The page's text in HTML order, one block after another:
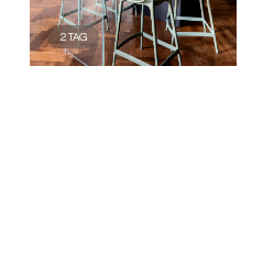
2TAG